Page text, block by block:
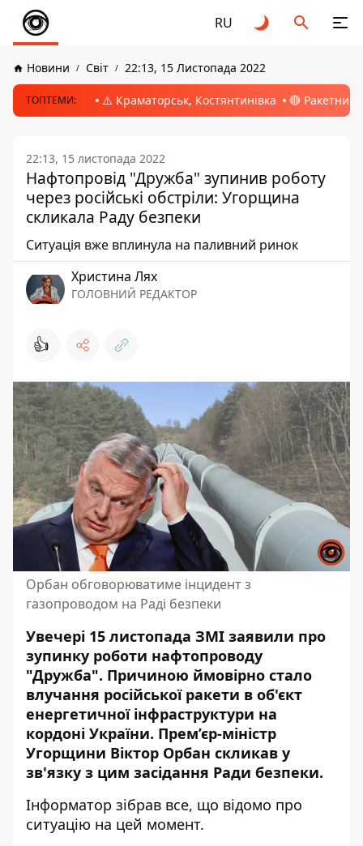
RU
Новини Світ 22:13, 15 Листопада 2022
ТОПТЕМИ: ⚠️ Краматорськ, Костянтинівка 🔴 Ракетний
22:13, 15 листопада 2022
Нафтопровід "Дружба" зупинив роботу
через російські обстріли: Угорщина
скликала Раду безпеки
Ситуація вже вплинула на паливний ринок
Христина Лях
ГОЛОВНИЙ РЕДАКТОР
👍
Орбан обговорюватиме інцидент з
газопроводом на Раді безпеки
Увечері 15 листопада ЗМІ заявили про
зупинку роботи нафтопроводу
"Дружба". Причиною ймовірно стало
влучання російської ракети в об'єкт
енергетичної інфраструктури на
кордоні України. Прем’єр-міністр
Угорщини Віктор Орбан скликав у
зв'язку з цим засідання Ради безпеки.
Інформатор зібрав все, що відомо про
ситуацію на цей момент.